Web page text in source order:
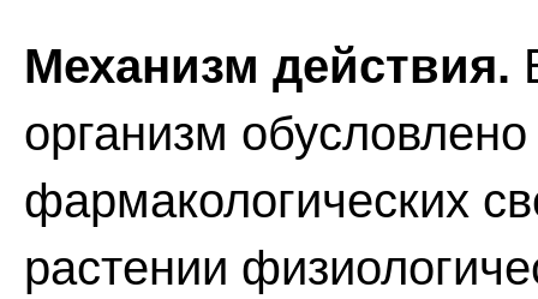
Механизм действия.
организм
фармакологических
растении